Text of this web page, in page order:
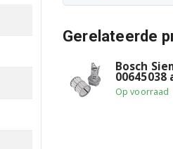
Gerelateerde
Bosch
Op voorraad